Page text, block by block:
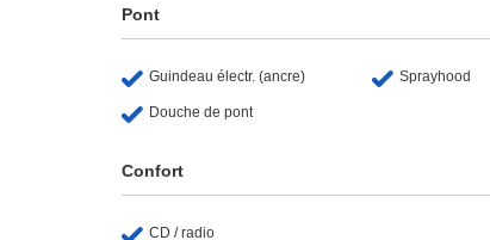
Pont
Guindeau électr. (ancre) Sprayhood
Douche de pont
Confort
CD / radio